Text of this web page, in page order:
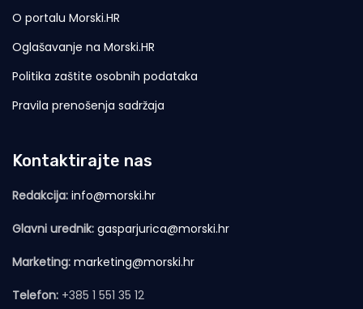
O portalu Morski.HR
Oglašavanje na Morski.HR
Politika zaštite osobnih podataka
Pravila prenošenja sadržaja
Kontaktirajte nas
Redakcija: info@morski.hr
Glavni urednik: gasparjurica@morski.hr
Marketing: marketing@morski.hr
Telefon: +385 1 551 35 12